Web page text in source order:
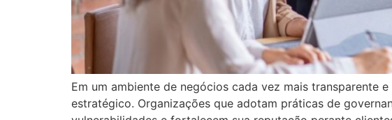
Em um ambiente de negócios cada vez mais transparente
estratégico. Organizações que adotam práticas de